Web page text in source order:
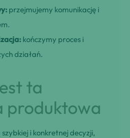
przejmujemy komunikację i
kończymy proces i
działań.
ta
produktowa
i konkretnej decyzji,